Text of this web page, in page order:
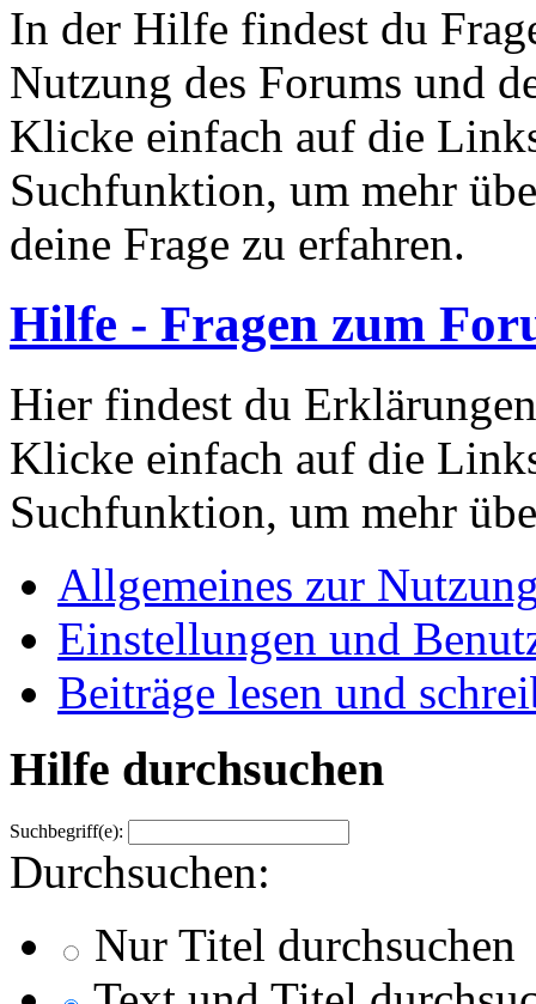
In der Hilfe findest du
Nutzung des Forums und
Klicke einfach auf die
Suchfunktion, um mehr
deine Frage zu erfahren.
Hilfe - Fragen zum
Hier findest du
Klicke einfach auf die
Suchfunktion, um mehr
Allgemeines zur
Einstellungen und
Beiträge lesen und
Hilfe durchsuchen
Suchbegriff(e):
Durchsuchen:
Nur Titel durchsuchen